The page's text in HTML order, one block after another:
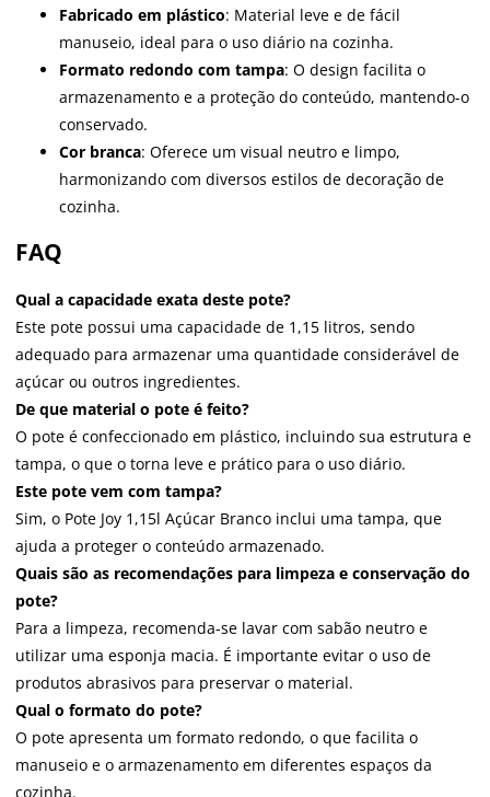
Fabricado em plástico: Material leve e de fácil
manuseio, ideal para o uso diário na cozinha.
Formato redondo com tampa: O design facilita o
armazenamento e a proteção do conteúdo, mantendo-o
conservado.
Cor branca: Oferece um visual neutro e limpo,
harmonizando com diversos estilos de decoração de
cozinha.
FAQ
Qual a capacidade exata deste pote?
Este pote possui uma capacidade de 1,15 litros, sendo
adequado para armazenar uma quantidade considerável de
açúcar ou outros ingredientes.
De que material o pote é feito?
O pote é confeccionado em plástico, incluindo sua estrutura e
tampa, o que o torna leve e prático para o uso diário.
Este pote vem com tampa?
Sim, o Pote Joy 1,15l Açúcar Branco inclui uma tampa, que
ajuda a proteger o conteúdo armazenado.
Quais são as recomendações para limpeza e conservação do
pote?
Para a limpeza, recomenda-se lavar com sabão neutro e
utilizar uma esponja macia. É importante evitar o uso de
produtos abrasivos para preservar o material.
Qual o formato do pote?
O pote apresenta um formato redondo, o que facilita o
manuseio e o armazenamento em diferentes espaços da
cozinha.